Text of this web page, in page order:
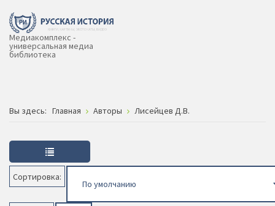
Медиакомплекс -
универсальная медиа
библиотека
Вы здесь: Главная Авторы Лисейцев Д.В.
Сортировка: